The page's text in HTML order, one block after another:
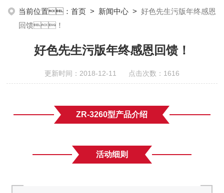
当前位置：首页 > 新闻中心 >好色先生污版年终感恩
回馈！
好色先生污版年终感恩回馈！
更新时间：2018-12-11 点击次数：1616
ZR-3260型产品介绍
活动细则